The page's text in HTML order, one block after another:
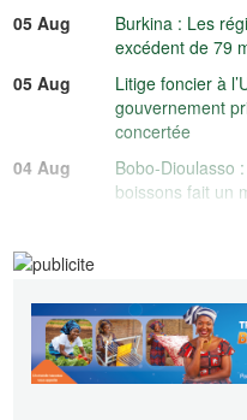
05 Aug
Burkina : Les
excédent de 79
05 Aug
Litige foncier à
gouvernement
concertée
04 Aug
Bobo-Dioulasso
boissons fait un
04 Aug
Vidéo-
regard en